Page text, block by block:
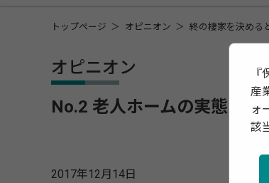
トップページ オピニオン 終の棲家を決める
オピニオン
No.2 老人ホームの実態 最
2017年12月14日
産
ォ
該